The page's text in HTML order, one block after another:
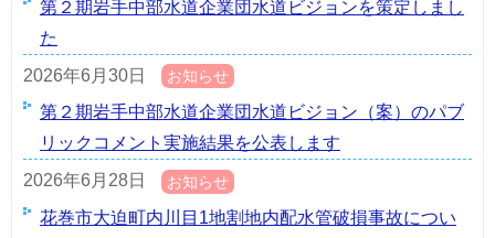
第２期岩手中部水道企業団水道ビジョンを策定しまし
た
2026年6月30日
お知らせ
第２期岩手中部水道企業団水道ビジョン（案）のパブ
リックコメント実施結果を公表します
2026年6月28日
お知らせ
花巻市大迫町内川目1地割地内配水管破損事故につい